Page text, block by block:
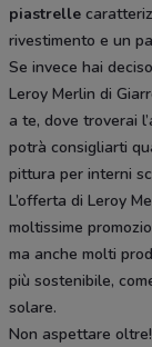
piastrelle
rivestimento e un
Se invece hai
Leroy Merlin di
a te, dove troverai
potrà consigliarti
pittura per interni
L’offerta di Leroy
moltissime
ma anche molti
più sostenibile,
solare.
Non aspettare